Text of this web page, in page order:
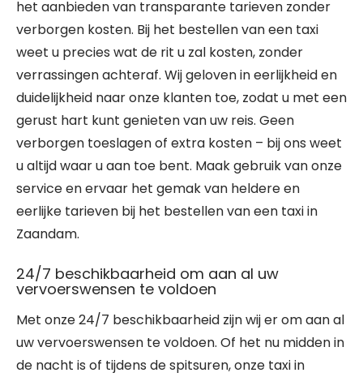
het aanbieden van transparante tarieven zonder
verborgen kosten. Bij het bestellen van een taxi
weet u precies wat de rit u zal kosten, zonder
verrassingen achteraf. Wij geloven in eerlijkheid en
duidelijkheid naar onze klanten toe, zodat u met een
gerust hart kunt genieten van uw reis. Geen
verborgen toeslagen of extra kosten – bij ons weet
u altijd waar u aan toe bent. Maak gebruik van onze
service en ervaar het gemak van heldere en
eerlijke tarieven bij het bestellen van een taxi in
Zaandam.
24/7 beschikbaarheid om aan al uw
vervoerswensen te voldoen
Met onze 24/7 beschikbaarheid zijn wij er om aan al
uw vervoerswensen te voldoen. Of het nu midden in
de nacht is of tijdens de spitsuren, onze taxi in